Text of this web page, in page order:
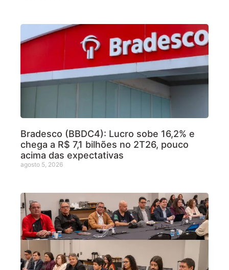
Bradesco (BBDC4): Lucro sobe 16,2% e
chega a R$ 7,1 bilhões no 2T26, pouco
acima das expectativas
agosto 5, 2026